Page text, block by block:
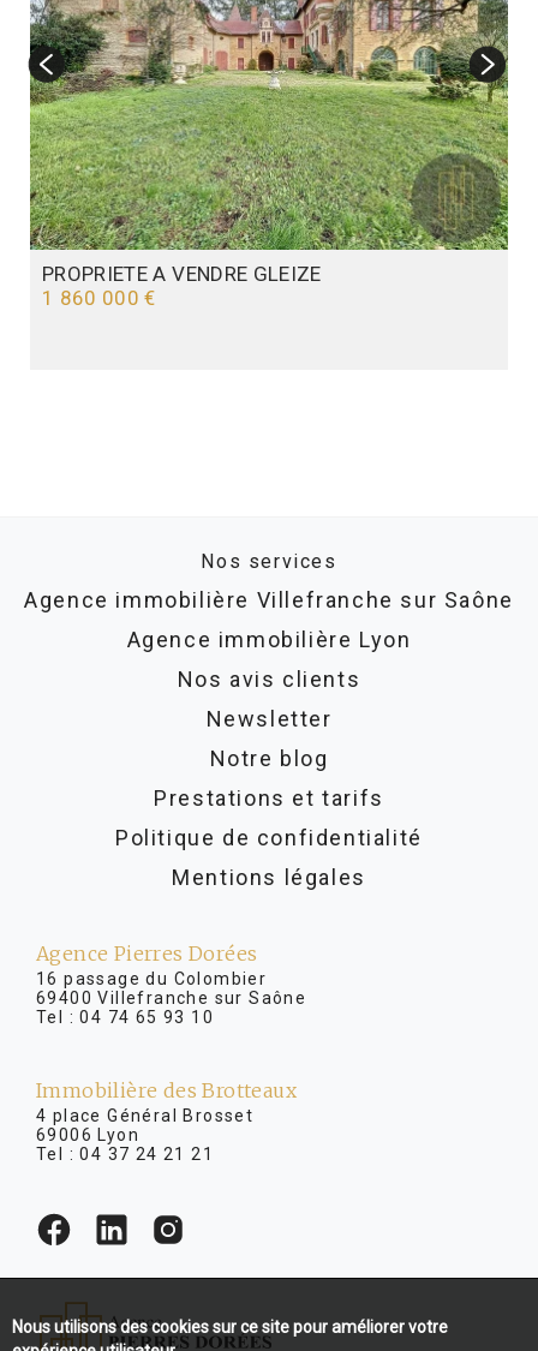
PROPRIETE A VENDRE GLEIZE
1 860 000 €
Nos services
Agence immobilière Villefranche sur Saône
Agence immobilière Lyon
Nos avis clients
Newsletter
Notre blog
Prestations et tarifs
Politique de confidentialité
Mentions légales
Agence Pierres Dorées
16 passage du Colombier
69400 Villefranche sur Saône
Tel :04 74 65 93 10
Immobilière des Brotteaux
4 place Général Brosset
69006 Lyon
Tel :04 37 24 21 21
Nous utilisons des cookies sur ce site pour améliorer votre